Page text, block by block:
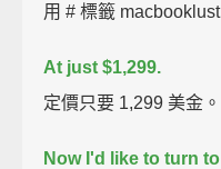
用 # 標籤 macbooklust
At just $1,299.
定價只要 1,299 美金。
Now I'd like to turn